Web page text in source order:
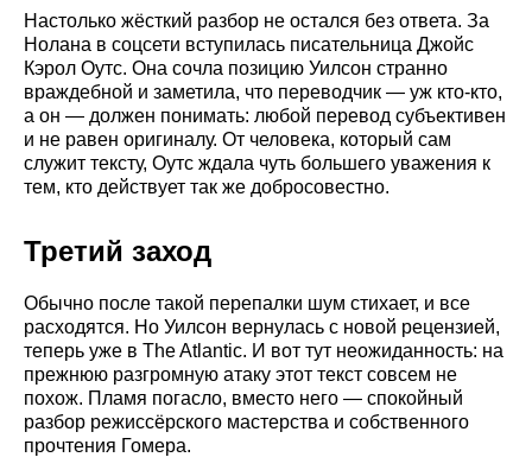
Настолько жёсткий разбор не остался без ответа. За
Нолана в соцсети вступилась писательница Джойс
Кэрол Оутс. Она сочла позицию Уилсон странно
враждебной и заметила, что переводчик — уж кто-кто,
а он — должен понимать: любой перевод субъективен
и не равен оригиналу. От человека, который сам
служит тексту, Оутс ждала чуть большего уважения к
тем, кто действует так же добросовестно.
Третий заход
Обычно после такой перепалки шум стихает, и все
расходятся. Но Уилсон вернулась с новой рецензией,
теперь уже в The Atlantic. И вот тут неожиданность: на
прежнюю разгромную атаку этот текст совсем не
похож. Пламя погасло, вместо него — спокойный
разбор режиссёрского мастерства и собственного
прочтения Гомера.